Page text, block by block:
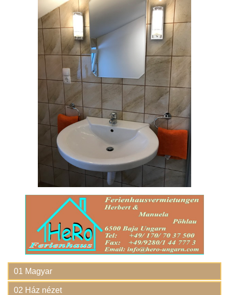
01 Magyar
02 Ház nézet